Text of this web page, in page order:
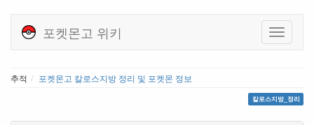
포켓몬고 위키
추적 포켓몬고 칼로스지방 정리 및 포켓몬 정보
칼로스지방_정리